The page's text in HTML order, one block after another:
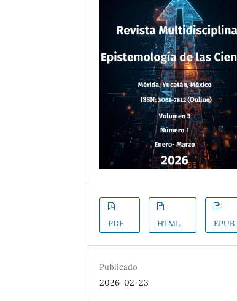
PDF HTML EPUB
Publicado
2026-02-23